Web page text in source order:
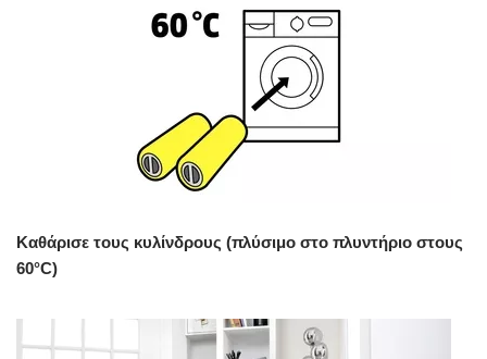
Καθάρισε τους κυλίνδρους (πλύσιμο στο πλυντήριο στους
60°C)